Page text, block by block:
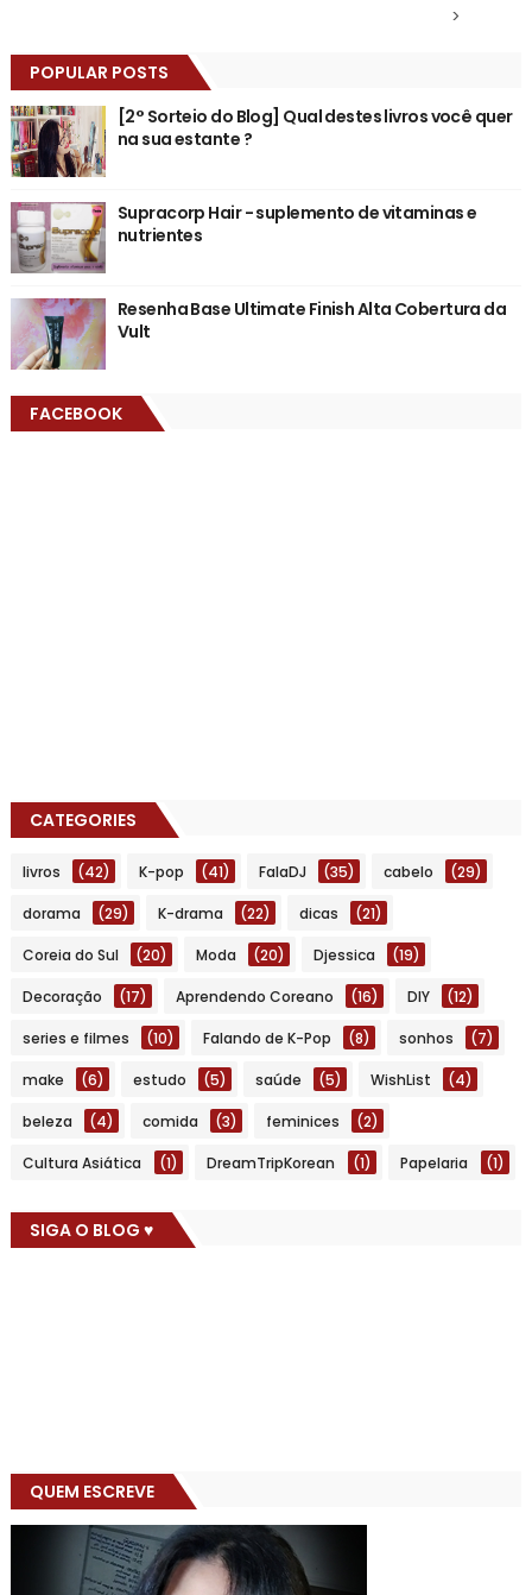
>
POPULAR POSTS
[2° Sorteio do Blog] Qual destes livros você quer
na sua estante ?
Supracorp Hair - suplemento de vitaminas e
nutrientes
Resenha Base Ultimate Finish Alta Cobertura da
Vult
FACEBOOK
CATEGORIES
livros (42) K-pop (41) FalaDJ (35) cabelo (29)
dorama (29) K-drama (22) dicas (21)
Coreia do Sul (20) Moda (20) Djessica (19)
Decoração (17) Aprendendo Coreano (16) DIY (12)
series e filmes (10) Falando de K-Pop (8) sonhos (7)
make (6) estudo (5) saúde (5) WishList (4)
beleza (4) comida (3) feminices (2)
Cultura Asiática (1) DreamTripKorean (1) Papelaria (1)
SIGA O BLOG ♥
QUEM ESCREVE